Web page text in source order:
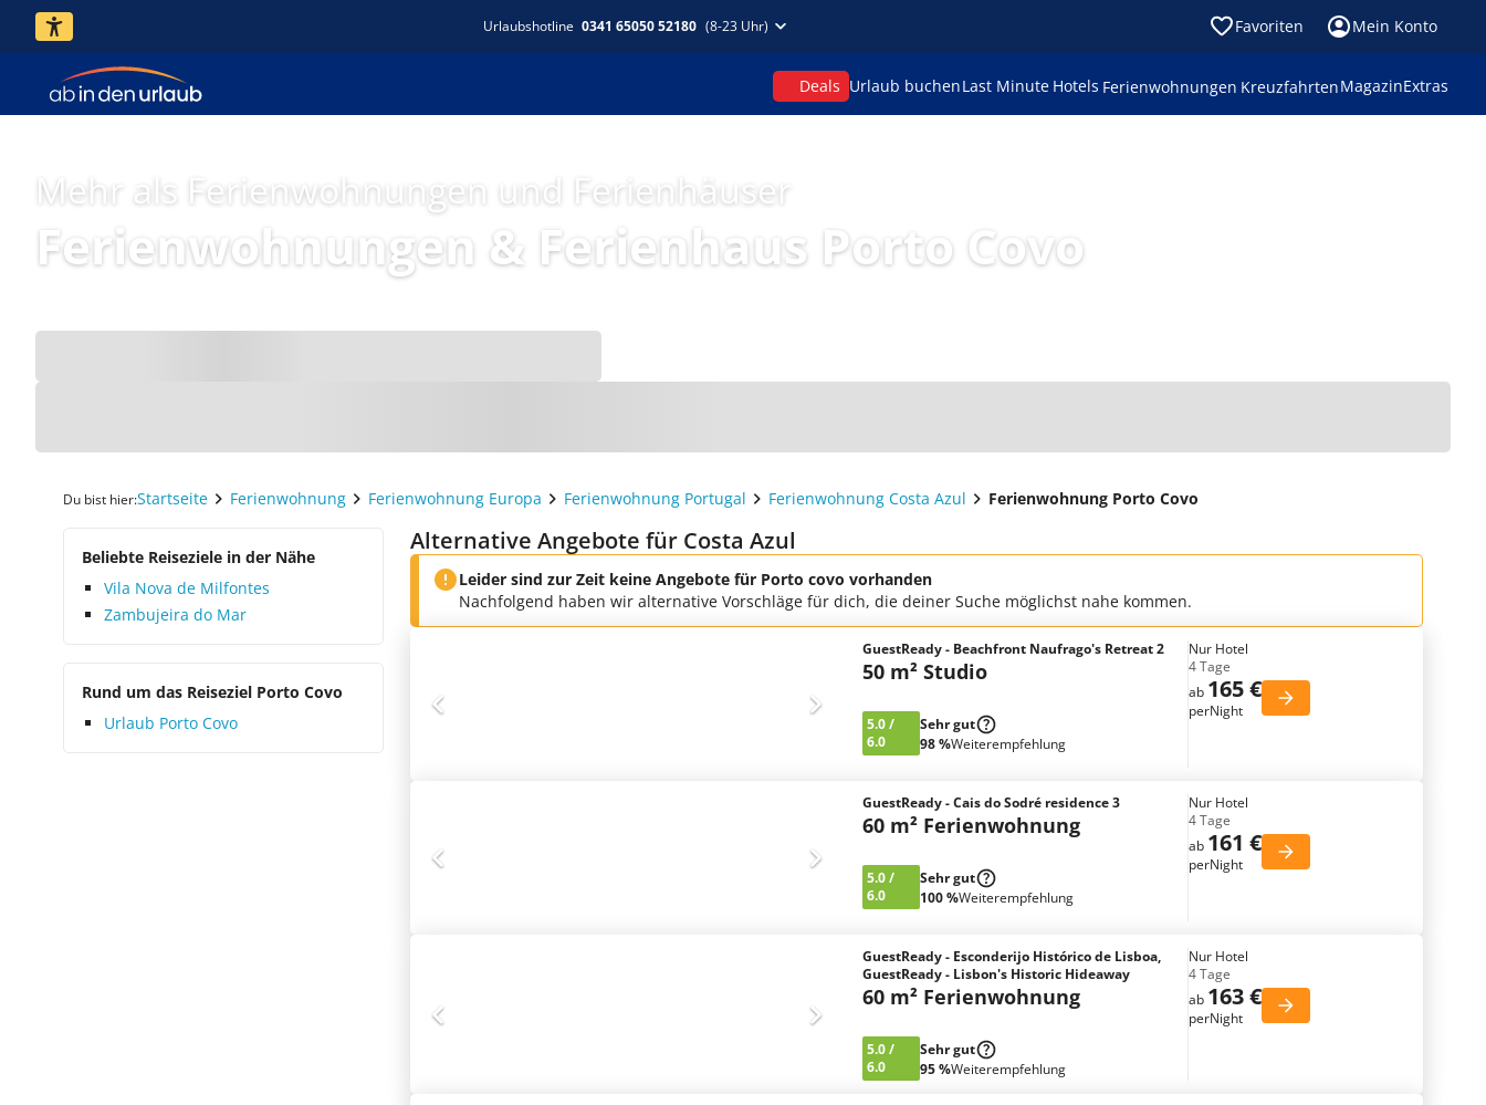
Urlaubshotline 0341 65050 52180 (8-23 Uhr) Favoriten Mein Konto
Deals Urlaub buchenLast Minute Hotels Ferienwohnungen KreuzfahrtenMagazinExtras
Mehr als Ferienwohnungen und Ferienhäuser
Ferienwohnungen & Ferienhaus Porto Covo
Du bist hier:Startseite Ferienwohnung Ferienwohnung Europa Ferienwohnung Portugal Ferienwohnung Costa Azul Ferienwohnung Porto Covo
Beliebte Reiseziele in der Nähe
Vila Nova de Milfontes
Zambujeira do Mar
Rund um das Reiseziel Porto Covo
Urlaub Porto Covo
Alternative Angebote für Costa Azul
Leider sind zur Zeit keine Angebote für Porto covo vorhanden
Nachfolgend haben wir alternative Vorschläge für dich, die deiner Suche möglichst nahe kommen.
GuestReady - Beachfront Naufrago's Retreat 2
50 m² Studio
5.0/
6.0
Sehr gut
98 %Weiterempfehlung
Nur Hotel
4 Tage
ab 165 €
perNight
GuestReady - Cais do Sodré residence 3
60 m² Ferienwohnung
5.0/
6.0
Sehr gut
100 %Weiterempfehlung
Nur Hotel
4 Tage
ab 161 €
perNight
GuestReady - Esconderijo Histórico de Lisboa,
GuestReady - Lisbon's Historic Hideaway
60 m² Ferienwohnung
5.0/
6.0
Sehr gut
95 %Weiterempfehlung
Nur Hotel
4 Tage
ab 163 €
perNight